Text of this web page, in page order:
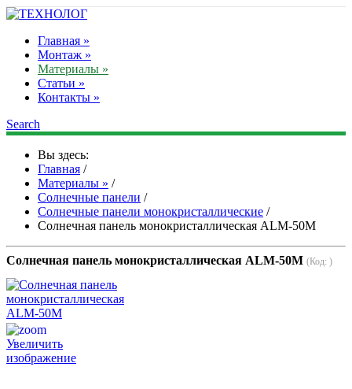
Главная »
Монтаж »
Материалы »
Статьи »
Контакты »
Search
Вы здесь:
Главная /
Материалы » /
Солнечные панели /
Солнечные панели монокристаллические /
Солнечная панель монокристаллическая ALM-50M
Солнечная панель монокристаллическая ALM-50M (Код: )
Увеличить
изображение